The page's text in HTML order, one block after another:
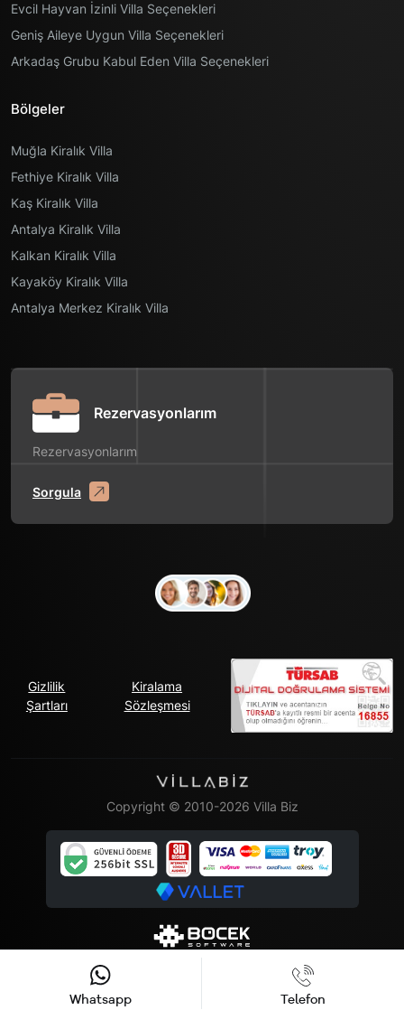
Evcil Hayvan İzinli Villa Seçenekleri
Geniş Aileye Uygun Villa Seçenekleri
Arkadaş Grubu Kabul Eden Villa Seçenekleri
Bölgeler
Muğla Kiralık Villa
Fethiye Kiralık Villa
Kaş Kiralık Villa
Antalya Kiralık Villa
Kalkan Kiralık Villa
Kayaköy Kiralık Villa
Antalya Merkez Kiralık Villa
Rezervasyonlarım
Rezervasyonlarım
Sorgula
Gizlilik
Şartları
Kiralama
Sözleşmesi
Copyright © 2010-2026 Villa Biz
Whatsapp Telefon